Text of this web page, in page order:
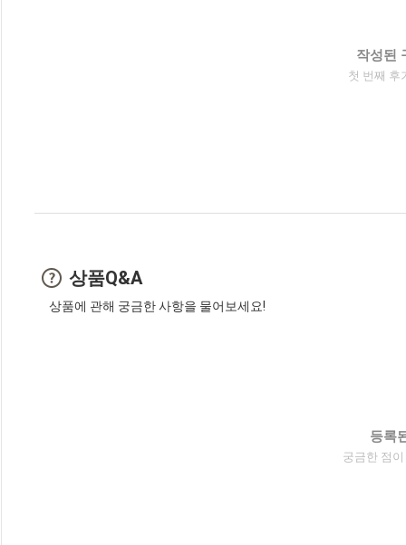
작성된
첫 번째 후
상품Q&A
상품에 관해 궁금한 사항을 물어보세요!
등록
궁금한 점